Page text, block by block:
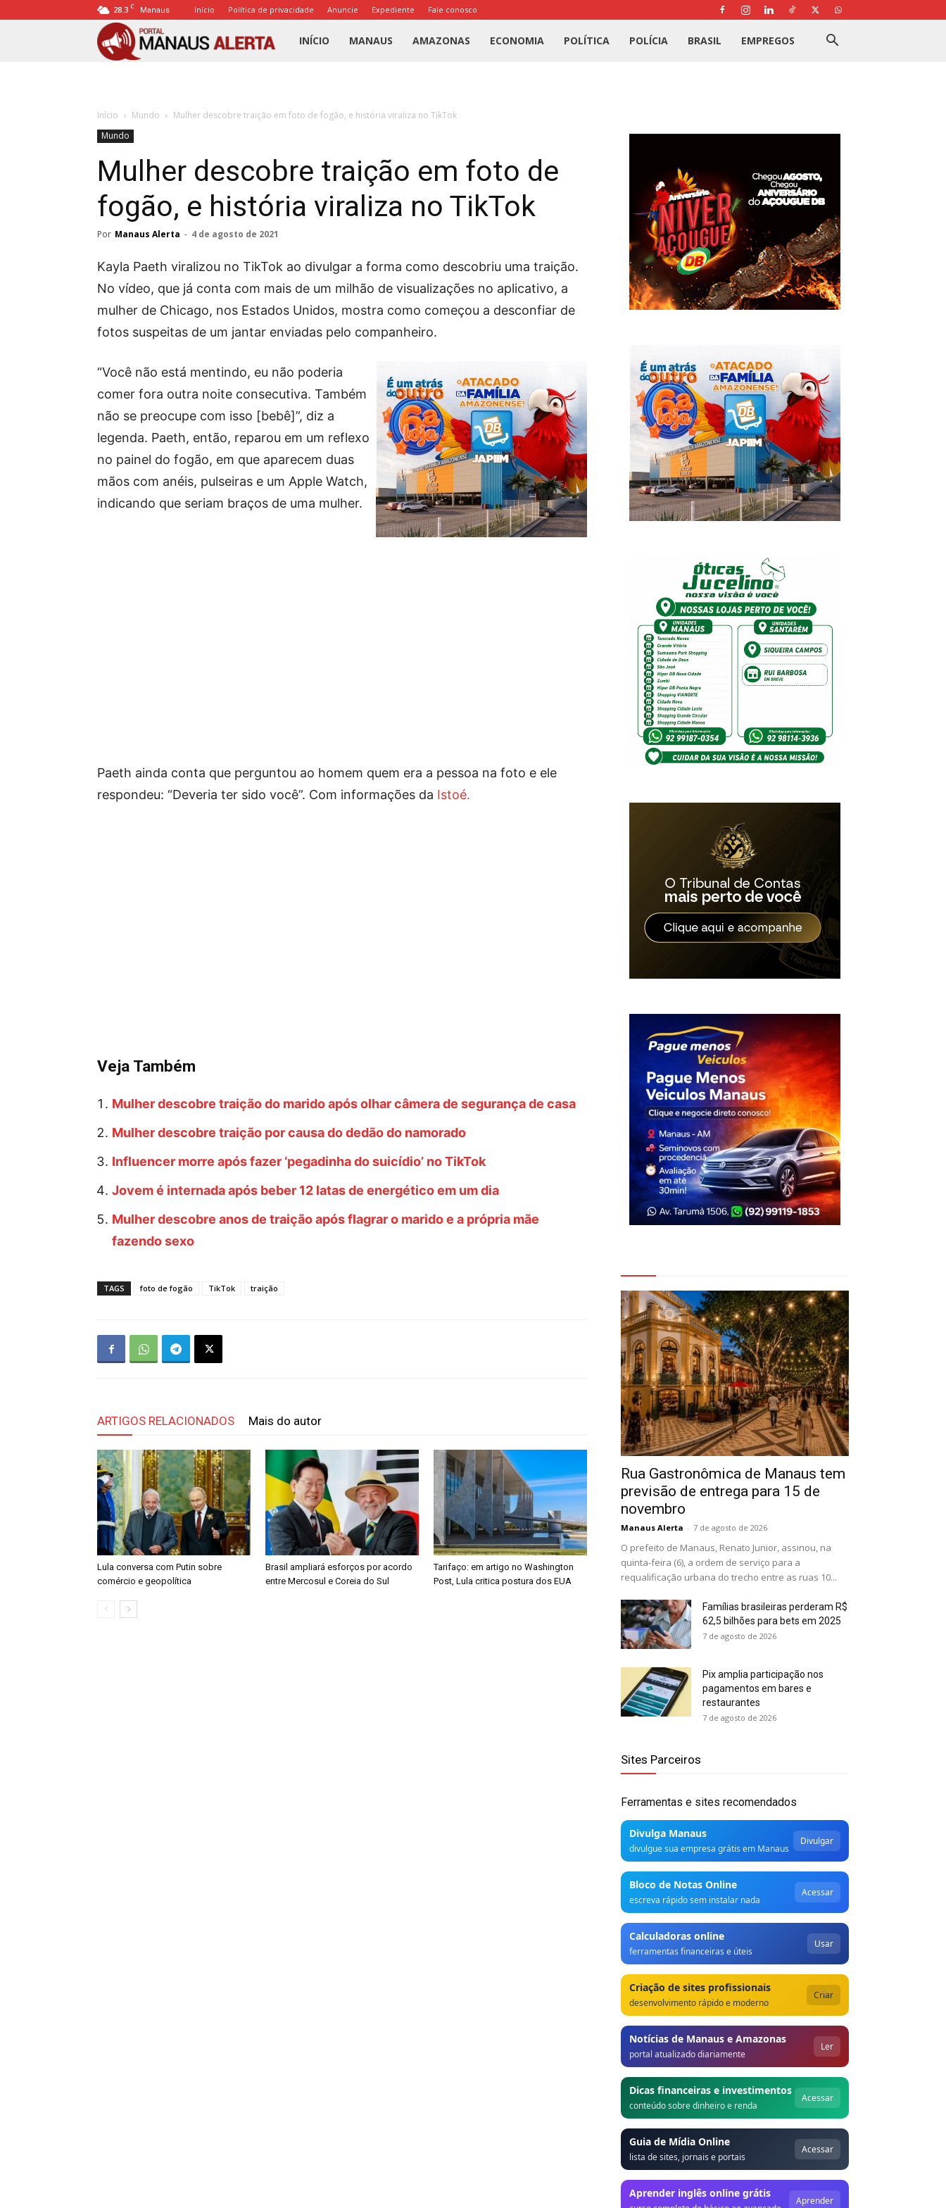
28.3 C Manaus Início Política de privacidade Anuncie Expediente Fale conosco
Portal
INÍCIO MANAUS AMAZONAS ECONOMIA POLÍTICA POLÍCIA BRASIL EMPREGOS
Início Mundo
Mulher descobre traição em foto de fogão, e história viraliza no TikTok
Mundo
Mulher descobre traição em foto de
fogão, e história viraliza no TikTok
Por Manaus Alerta - 4 de agosto de 2021
Kayla Paeth viralizou no TikTok ao divulgar a forma como descobriu uma traição.
No vídeo, que já conta com mais de um milhão de visualizações no aplicativo, a
mulher de Chicago, nos Estados Unidos, mostra como começou a desconfiar de
fotos suspeitas de um jantar enviadas pelo companheiro.
“Você não está mentindo, eu não poderia
comer fora outra noite consecutiva. Também
não se preocupe com isso [bebê]”, diz a
legenda. Paeth, então, reparou em um reflexo
no painel do fogão, em que aparecem duas
mãos com anéis, pulseiras e um Apple Watch,
indicando que seriam braços de uma mulher.
Paeth ainda conta que perguntou ao homem quem era a pessoa na foto e ele
respondeu: “Deveria ter sido você”. Com informações da Istoé.
Veja Também
Mulher descobre traição do marido após olhar câmera de segurança de casa
Mulher descobre traição por causa do dedão do namorado
Influencer morre após fazer ‘pegadinha do suicídio’ no TikTok
Jovem é internada após beber 12 latas de energético em um dia
Mulher descobre anos de traição após flagrar o marido e a própria mãe
fazendo sexo
TAGS foto de fogão TikTok traição
ARTIGOS RELACIONADOS Mais do autor
Lula conversa com Putin sobre
comércio e geopolítica
Brasil ampliará esforços por acordo
entre Mercosul e Coreia do Sul
Tarifaço: em artigo no Washington
Post, Lula critica postura dos EUA
Rua Gastronômica de Manaus tem
previsão de entrega para 15 de
novembro
Manaus Alerta - 7 de agosto de 2026
O prefeito de Manaus, Renato Junior, assinou, na
quinta-feira (6), a ordem de serviço para a
requalificação urbana do trecho entre as ruas 10...
Famílias brasileiras perderam R$
62,5 bilhões para bets em 2025
7 de agosto de 2026
Pix amplia participação nos
pagamentos em bares e
restaurantes
7 de agosto de 2026
Sites Parceiros
Ferramentas e sites recomendados
Divulga Manaus
divulgue sua empresa grátis em Manaus
Divulgar
Bloco de Notas Online
escreva rápido sem instalar nada
Acessar
Calculadoras online
ferramentas financeiras e úteis
Usar
Criação de sites profissionais
desenvolvimento rápido e moderno
Criar
Notícias de Manaus e Amazonas
portal atualizado diariamente
Ler
Dicas financeiras e investimentos
conteúdo sobre dinheiro e renda
Acessar
Guia de Mídia Online
lista de sites, jornais e portais
Acessar
Aprender inglês online grátis
Aprender